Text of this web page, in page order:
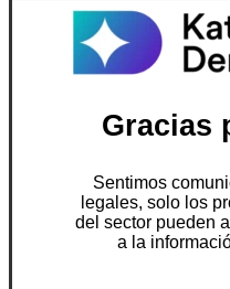
Gracias
Sentimos
legales, solo los
del sector pueden
a la